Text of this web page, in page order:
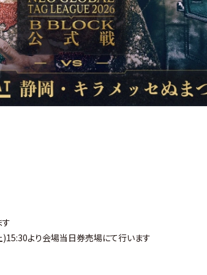
より会場当日券売場にて行います